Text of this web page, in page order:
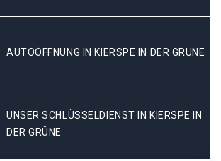
AUTOÖFFNUNG IN KIERSPE IN DER GRÜNE
UNSER SCHLÜSSELDIENST IN KIERSPE IN
DER GRÜNE